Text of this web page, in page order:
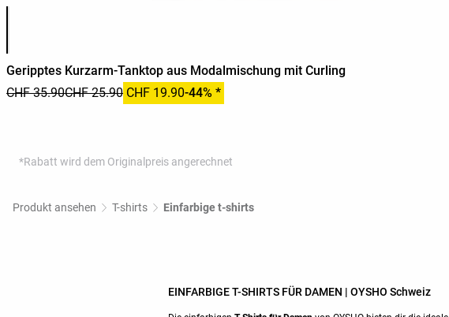
Produktfarbliste
Geripptes Kurzarm-Tanktop aus Modalmischung mit Curling
CHF 35.90CHF 25.90 CHF 19.90-44% *
*Rabatt wird dem Originalpreis angerechnet
Produkt ansehen T-shirts Einfarbige t-shirts
EINFARBIGE T-SHIRTS FÜR DAMEN | OYSHO Schweiz